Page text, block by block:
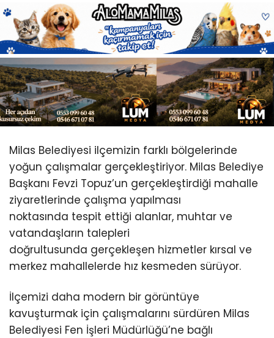
Milas Belediyesi ilçemizin farklı bölgelerinde
yoğun çalışmalar gerçekleştiriyor. Milas Belediye
Başkanı Fevzi Topuz’un gerçekleştirdiği mahalle
ziyaretlerinde çalışma yapılması
noktasında tespit ettiği alanlar, muhtar ve
vatandaşların talepleri
doğrultusunda gerçekleşen hizmetler kırsal ve
merkez mahallelerde hız kesmeden sürüyor.
İlçemizi daha modern bir görüntüye
kavuşturmak için çalışmalarını sürdüren Milas
Belediyesi Fen İşleri Müdürlüğü’ne bağlı